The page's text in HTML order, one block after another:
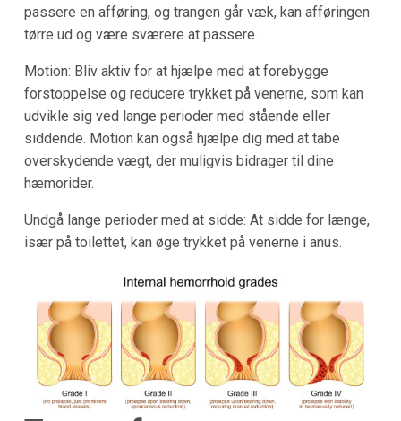
passere en afføring, og trangen går væk, kan afføringen
tørre ud og være sværere at passere.
Motion: Bliv aktiv for at hjælpe med at forebygge
forstoppelse og reducere trykket på venerne, som kan
udvikle sig ved lange perioder med stående eller
siddende. Motion kan også hjælpe dig med at tabe
overskydende vægt, der muligvis bidrager til dine
hæmorider.
Undgå lange perioder med at sidde: At sidde for længe,
især på toilettet, kan øge trykket på venerne i anus.